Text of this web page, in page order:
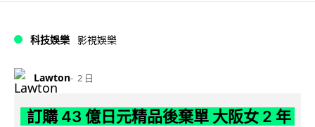
科技娛樂 影視娛樂
Lawton 2 日
訂購 43 億日元精品後棄單 大阪女 2 年